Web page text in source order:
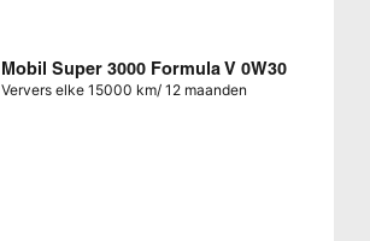
Mobil Super 3000 Formula V 0W30
Ververs elke 15000 km/ 12 maanden